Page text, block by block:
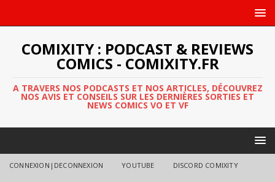
COMIXITY : PODCAST & REVIEWS
COMICS - COMIXITY.FR
A TRAVERS NOS PODCASTS ET NOS ARTICLES, DÉCOUVREZ
NOS AVIS ET CONSEILS SUR LES DERNIÈRES SORTIES ET
NEWS COMICS VO ET VF
CONNEXION|DECONNEXION YOUTUBE DISCORD COMIXITY